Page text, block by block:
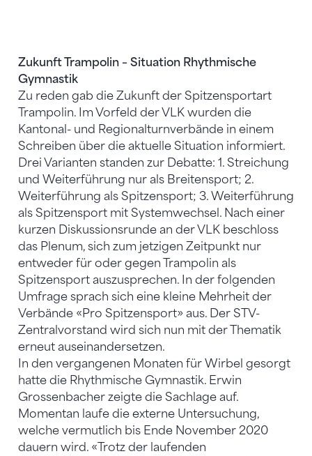
Zukunft Trampolin – Situation Rhythmische
Gymnastik
Zu reden gab die Zukunft der Spitzensportart
Trampolin. Im Vorfeld der VLK wurden die
Kantonal- und Regionalturnverbände in einem
Schreiben über die aktuelle Situation informiert.
Drei Varianten standen zur Debatte: 1. Streichung
und Weiterführung nur als Breitensport; 2.
Weiterführung als Spitzensport; 3. Weiterführung
als Spitzensport mit Systemwechsel. Nach einer
kurzen Diskussionsrunde an der VLK beschloss
das Plenum, sich zum jetzigen Zeitpunkt nur
entweder für oder gegen Trampolin als
Spitzensport auszusprechen. In der folgenden
Umfrage sprach sich eine kleine Mehrheit der
Verbände «Pro Spitzensport» aus. Der STV-
Zentralvorstand wird sich nun mit der Thematik
erneut auseinandersetzen.
In den vergangenen Monaten für Wirbel gesorgt
hatte die Rhythmische Gymnastik. Erwin
Grossenbacher zeigte die Sachlage auf.
Momentan laufe die externe Untersuchung,
welche vermutlich bis Ende November 2020
dauern wird. «Trotz der laufenden